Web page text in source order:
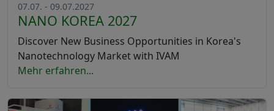
07.07. - 09.07.2027
NANO KOREA 2027
Discover New Business Opportunities in Korea's
Nanotechnology Market with IVAM
Mehr erfahren...